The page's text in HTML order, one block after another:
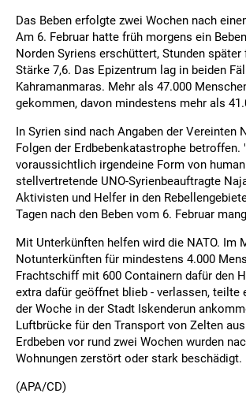
Das Beben erfolgte zwei Wochen nach
Am 6. Februar hatte früh morgens ein
Norden Syriens erschüttert, Stunden
Stärke 7,6. Das Epizentrum lag in beiden
Kahramanmaras. Mehr als 47.000
gekommen, davon mindestens mehr als
In Syrien sind nach Angaben der
Folgen der Erdbebenkatastrophe
voraussichtlich irgendeine Form von
stellvertretende UNO-Syrienbeauftragte
Aktivisten und Helfer in den
Tagen nach den Beben vom 6. Februar
Mit Unterkünften helfen wird die NATO. Im
Notunterkünften für mindestens 4.000
Frachtschiff mit 600 Containern dafür den
extra dafür geöffnet blieb - verlassen,
der Woche in der Stadt Iskenderun
Luftbrücke für den Transport von Zelten
Erdbeben vor rund zwei Wochen wurden
Wohnungen zerstört oder stark beschädigt.
(APA/CD)